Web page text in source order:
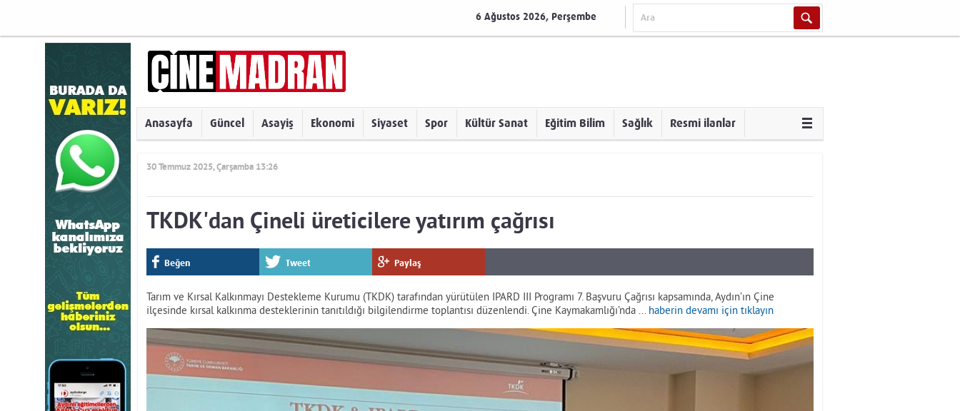
6 Ağustos 2026, Perşembe
Anasayfa Güncel Asayiş Ekonomi Siyaset Spor Kültür Sanat Eğitim Bilim Sağlık Resmi ilanlar
30 Temmuz 2025, Çarşamba 13:26
TKDK'dan Çineli üreticilere yatırım çağrısı
Beğen Tweet Paylaş
Tarım ve Kırsal Kalkınmayı Destekleme Kurumu (TKDK) tarafından yürütülen IPARD III Programı 7. Başvuru Çağrısı kapsamında, Aydın’ın Çine
ilçesinde kırsal kalkınma desteklerinin tanıtıldığı bilgilendirme toplantısı düzenlendi. Çine Kaymakamlığı’nda ... haberin devamı için tıklayın